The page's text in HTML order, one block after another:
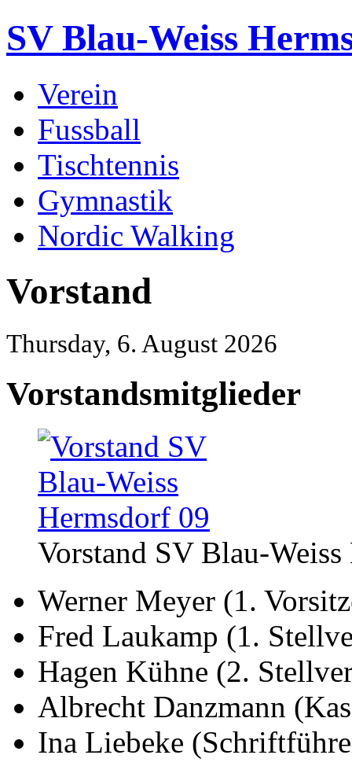
SV Blau-Weiss
Verein
Fussball
Tischtennis
Gymnastik
Nordic Walking
Vorstand
Thursday, 6. August 2026
Vorstandsmitglieder
Vorstand SV Blau-
Werner Meyer (1.
Fred Laukamp (1.
Hagen Kühne (2.
Albrecht Danzmann
Ina Liebeke